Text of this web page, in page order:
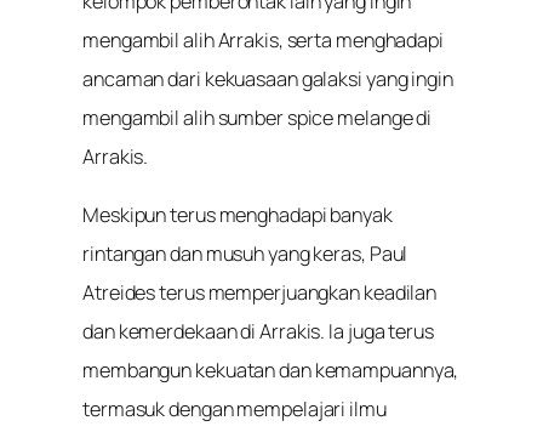
mengambil alih Arrakis, serta menghadapi
ancaman dari kekuasaan galaksi yang ingin
mengambil alih sumber spice melange di
Arrakis.
Meskipun terus menghadapi banyak
rintangan dan musuh yang keras, Paul
Atreides terus memperjuangkan keadilan
dan kemerdekaan di Arrakis. Ia juga terus
membangun kekuatan dan kemampuannya,
termasuk dengan mempelajari ilmu